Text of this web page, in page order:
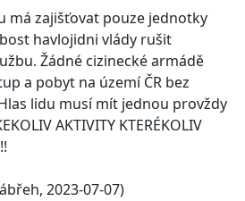
má zajišťovat pouze jednotky
havlojidni vlády rušit
Žádné cizinecké armádě
a pobyt na území ČR bez
lidu musí mít jednou provždy
AKTIVITY KTERÉKOLIV
2023-07-07)